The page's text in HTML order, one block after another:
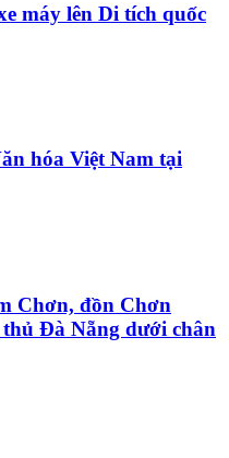
máy lên Di tích quốc
hóa Việt Nam tại
Chơn, đồn Chơn
Đà Nẵng dưới chân